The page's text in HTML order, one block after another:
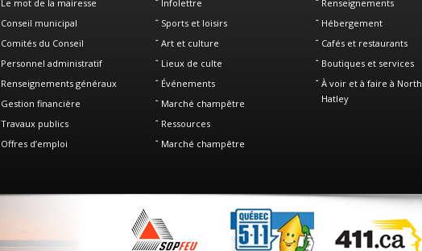
Le mot de la mairesse
Conseil municipal
Comités du Conseil
Personnel administratif
Renseignements généraux
Gestion financière
Travaux publics
Offres d’emploi
Infolettre
Sports et loisirs
Art et culture
Lieux de culte
Événements
Marché champêtre
Ressources
Marché champêtre
Renseignements
Hébergement
Cafés et restaurants
Boutiques et services
À voir et à faire à North
Hatley